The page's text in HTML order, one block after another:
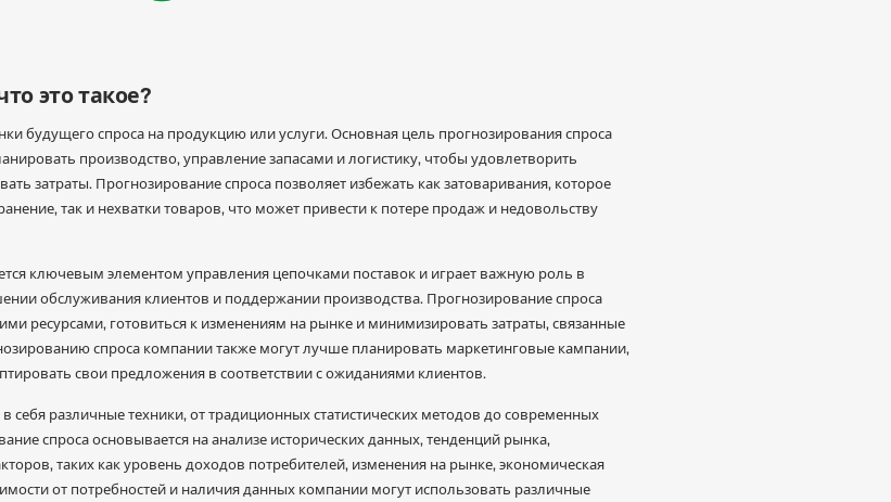
это такое?
будущего спроса на продукцию или услуги. Основная цель прогнозирования спроса
производство, управление запасами и логистику, чтобы удовлетворить
затраты. Прогнозирование спроса позволяет избежать как затоваривания, которое
так и нехватки товаров, что может привести к потере продаж и недовольству
ключевым элементом управления цепочками поставок и играет важную роль в
обслуживания клиентов и поддержании производства. Прогнозирование спроса
ресурсами, готовиться к изменениям на рынке и минимизировать затраты, связанные
спроса компании также могут лучше планировать маркетинговые кампании,
свои предложения в соответствии с ожиданиями клиентов.
различные техники, от традиционных статистических методов до современных
спроса основывается на анализе исторических данных, тенденций рынка,
таких как уровень доходов потребителей, изменения на рынке, экономическая
от потребностей и наличия данных компании могут использовать различные